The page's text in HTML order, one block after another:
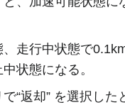
走行中状態で
状態になる。
“返却” を選択した